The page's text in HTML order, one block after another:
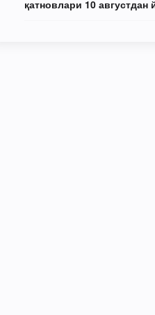
қатновлари 10 августдан